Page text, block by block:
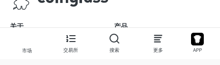
市场 交易所 搜索 更多 APP
关于
关于我们
产品
股票